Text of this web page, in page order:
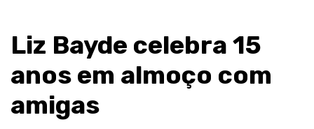
Liz Bayde celebra 15
anos em almoço com
amigas